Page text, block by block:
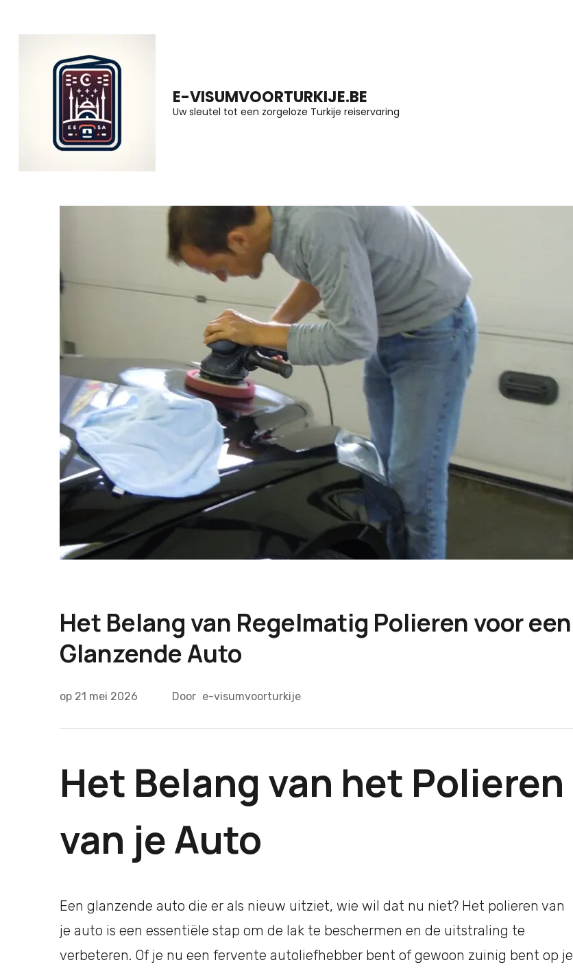
naar
E-VISUMVOORTURKIJE.BE
Uw sleutel tot een zorgeloze Turkije reiservaring
Het Belang van Regelmatig Polieren voor een
Glanzende Auto
op 21 mei 2026 Door e-visumvoorturkije
Het Belang van het Polieren
van je Auto
Een glanzende auto die er als nieuw uitziet, wie wil dat nu niet? Het polieren van
je auto is een essentiële stap om de lak te beschermen en de uitstraling te
verbeteren. Of je nu een fervente autoliefhebber bent of gewoon zuinig bent op je